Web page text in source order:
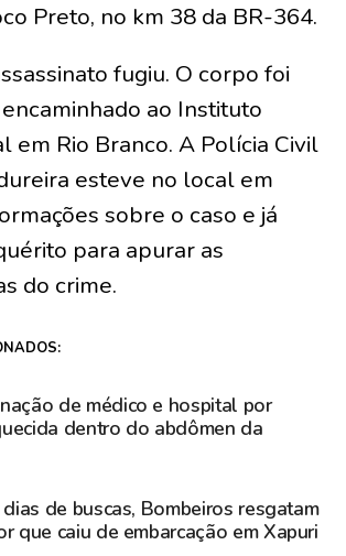
Preto, no km 38 da BR-364.
fugiu. O corpo foi
ao Instituto
em Rio Branco. A Polícia Civil
esteve no local em
sobre o caso e já
para apurar as
do crime.
de médico e hospital por
dentro do abdômen da
de buscas, Bombeiros resgatam
que caiu de embarcação em Xapuri